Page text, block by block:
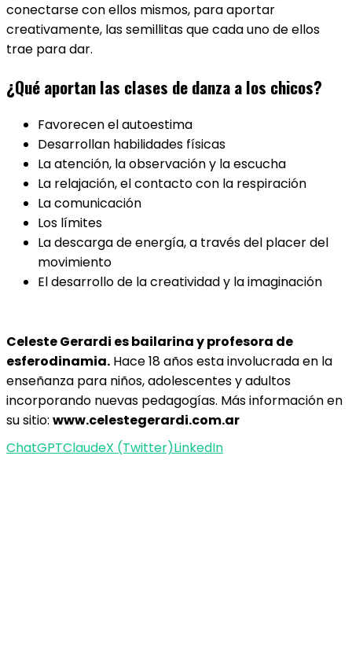
conectarse con ellos mismos, para aportar
creativamente, las semillitas que cada uno de ellos
trae para dar.
¿Qué aportan las clases de danza a los chicos?
Favorecen el autoestima
Desarrollan habilidades físicas
La atención, la observación y la escucha
La relajación, el contacto con la respiración
La comunicación
Los límites
La descarga de energía, a través del placer del
movimiento
El desarrollo de la creatividad y la imaginación
Celeste Gerardi es bailarina y profesora de
esferodinamia. Hace 18 años esta involucrada en la
enseñanza para niños, adolescentes y adultos
incorporando nuevas pedagogías. Más información en
su sitio: www.celestegerardi.com.ar
ChatGPTClaudeX (Twitter)LinkedIn